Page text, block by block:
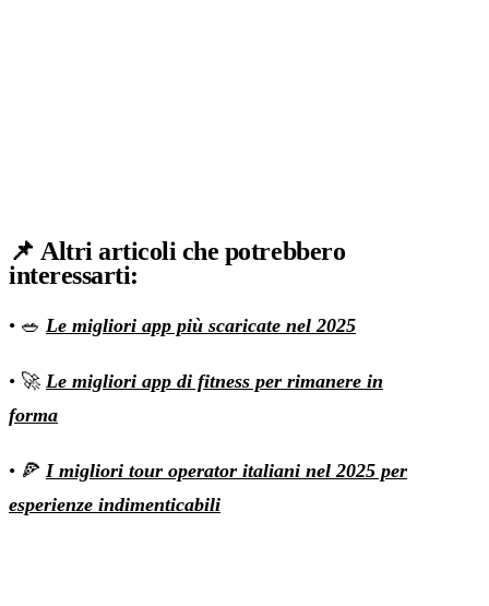
📌 Altri articoli che potrebbero
interessarti:
• 🥗 Le migliori app più scaricate nel 2025
• 🚀 Le migliori app di fitness per rimanere in
forma
• 🍕 I migliori tour operator italiani nel 2025 per
esperienze indimenticabili